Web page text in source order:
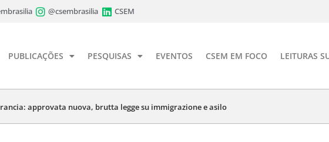
@csembrasilia CSEM
PUBLICAÇÕES PESQUISAS EVENTOS CSEM EM FOCO LEITURAS
approvata nuova, brutta legge su immigrazione e asilo